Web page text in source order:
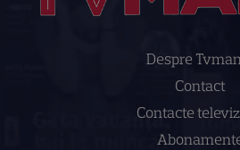
Despre
Contact
Contacte